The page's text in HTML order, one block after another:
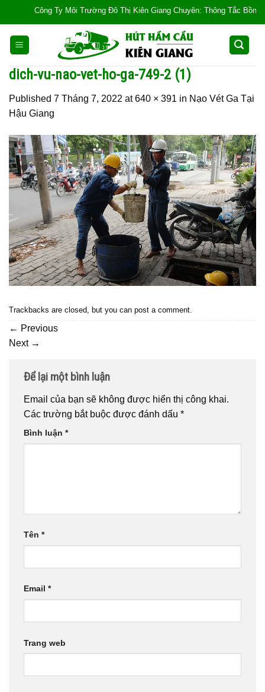
content
Công Ty Môi Trường Đô Thị Kiên Giang Chuyên: Thông Tắc Bồn
dich-vu-nao-vet-ho-ga-749-2 (1)
Published 7 Tháng 7, 2022 at640 × 391 in Nạo Vét Ga Tại
Hậu Giang
Trackbacks are closed, but you can post a comment
← Previous
Next →
Để lại một bình luận
Email của bạn sẽ không được hiển thị công khai.
Các trường bắt buộc được đánh dấu *
Bình luận *
Tên *
Email *
Trang web